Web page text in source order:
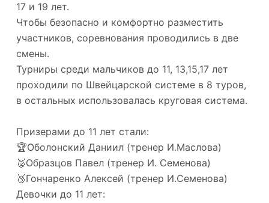
17 и 19 лет.
Чтобы безопасно и комфортно разместить
участников, соревнования проводились в две
смены.
Турниры среди мальчиков до 11, 13,15,17 лет
проходили по Швейцарской системе в 8 туров,
в остальных использовалась круговая система.
Призерами до 11 лет стали:
🏆Оболонский Даниил (тренер И.Маслова)
🥈Образцов Павел (тренер И. Семенова)
🥉Гончаренко Алексей (тренер И.Семенова)
Девочки до 11 лет: